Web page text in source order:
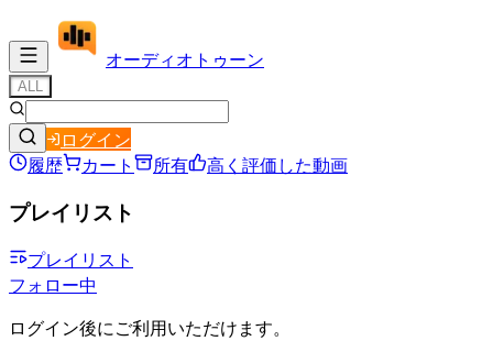
オーディオ トゥーン
ALL
ログイン
履歴
カート 所有 高く評価した動画
プレイリスト
プレイリスト
フォロー中
ログイン後にご利用いただけます。